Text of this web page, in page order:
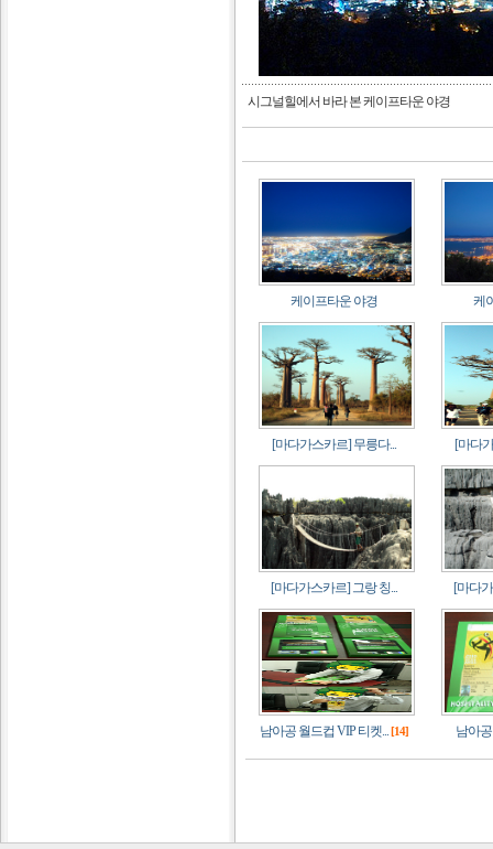
시그널힐에서 바라 본 케이프타운 야경
케이프타운 야경 케
[마다가스카르] 무릉다... [마다
[마다가스카르] 그랑 칭... [마다
남아공 월드컵 VIP 티켓... [14] 남아